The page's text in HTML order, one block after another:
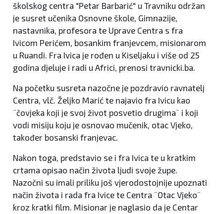
školskog centra "Petar Barbarić" u Travniku održan
je susret učenika Osnovne škole, Gimnazije,
nastavnika, profesora te Uprave Centra s fra
Ivicom Perićem, bosankim franjevcem, misionarom
u Ruandi. Fra Ivica je rođen u Kiseljaku i više od 25
godina djeluje i radi u Africi, prenosi travnicki.ba.
Na početku susreta nazočne je pozdravio ravnatelj
Centra, vlč. Željko Marić te najavio fra Ivicu kao
¨čovjeka koji je svoj život posvetio drugima¨ i koji
vodi misiju koju je osnovao mučenik, otac Vjeko,
također bosanski franjevac.
Nakon toga, predstavio se i fra Ivica te u kratkim
crtama opisao način života ljudi svoje župe.
Nazočni su imali priliku još vjerodostojnije upoznati
način života i rada fra Ivice te Centra ¨Otac Vjeko¨
kroz kratki film. Misionar je naglasio da je Centar